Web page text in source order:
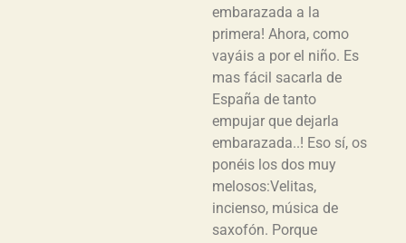
embarazada a la
primera! Ahora, como
vayáis a por el niño. Es
mas fácil sacarla de
España de tanto
empujar que dejarla
embarazada..! Eso sí, os
ponéis los dos muy
melosos:Velitas,
incienso, música de
saxofón. Porque